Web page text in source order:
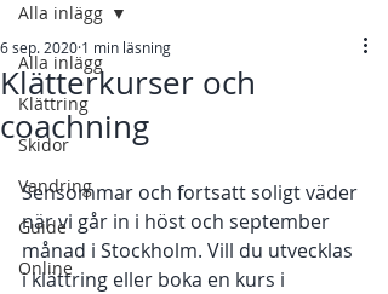
Alla inlägg
Klättring
Skidor
Vandring
Guide
Online
Alla inlägg
Klätterkurser och
coachning
6 sep. 2020 1 min läsning
Sensommar och fortsatt soligt väder
när vi går in i höst och september
månad i Stockholm. Vill du utvecklas
i klättring eller boka en kurs i